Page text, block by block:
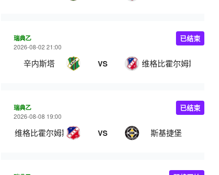
瑞典乙
2026-08-02 21:00
辛内斯塔 VS 维格比霍尔姆斯
已结束
瑞典乙
2026-08-08 19:00
维格比霍尔姆斯 VS 斯基捷堡
已结束